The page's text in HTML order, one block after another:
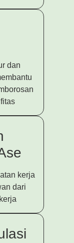
dan
kerja
dari